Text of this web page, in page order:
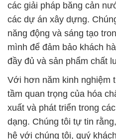
các giải pháp băng cản
các dự án xây dựng.
năng động và sáng tạo
mình để đảm bảo khách
đầy đủ và sản phẩm chất
Với hơn năm kinh nghiệm
tầm quan trọng của hóa
xuất và phát triển trong
dạng. Chúng tôi tự tin
hệ với chúng tôi, quý